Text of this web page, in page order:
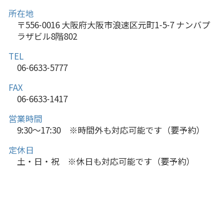
所在地
〒556-0016 大阪府大阪市浪速区元町1-5-7 ナンバプ
ラザビル8階802
TEL
06-6633-5777
FAX
06-6633-1417
営業時間
9:30～17:30 ※時間外も対応可能です（要予約）
定休日
土・日・祝 ※休日も対応可能です（要予約）